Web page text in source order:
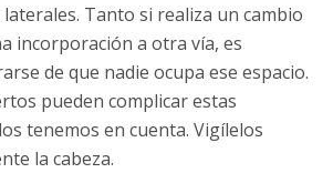
Tanto si realiza un cambio
incorporación a otra vía, es
de que nadie ocupa ese espacio.
pueden complicar estas
tenemos en cuenta. Vigílelos
la cabeza.